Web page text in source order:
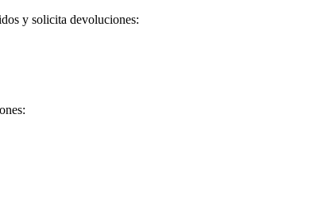
y solicita devoluciones: